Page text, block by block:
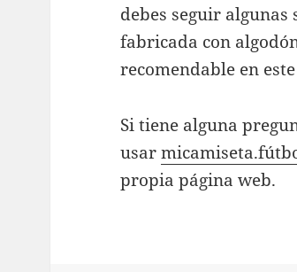
debes seguir
fabricada con
recomendable en
Si tiene alguna
usar
propia página web.